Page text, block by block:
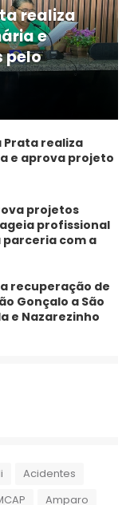
realiza
e
pelo
Prata realiza
e aprova projeto
projetos
profissional
parceria com a
recuperação de
Gonçalo a São
e Nazarezinho
Acidentes
Amparo